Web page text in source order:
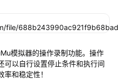
模拟器的操作录制功能。操作
可以自行设置停止条件和执行间
和稳定性！